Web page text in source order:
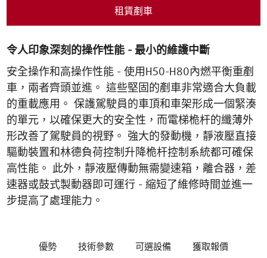
租賃剷車
令人印象深刻的操作性能 - 最小的維護中斷
安全操作和高操作性能 - 使用H50-H80內燃平衡重剷
車，兩者齊頭並進。 這些堅固的剷車非常適合大負載
的重載應用。 保護駕駛員的車頂和車架形成一個緊湊
的單元，以確保更大的安全性，而電梯桅杆的纖薄外
形改善了駕駛員的視野。 強大的發動機，靜液壓直接
驅動裝置和林德負荷控制升降桅杆控制系統都可確保
高性能。 此外，靜液壓傳動無需變速箱，離合器，差
速器或鼓式製動器即可運行 - 縮短了維修時間並進一
步提高了處理能力。
優勢 技術參數 可選設備 獲取報價